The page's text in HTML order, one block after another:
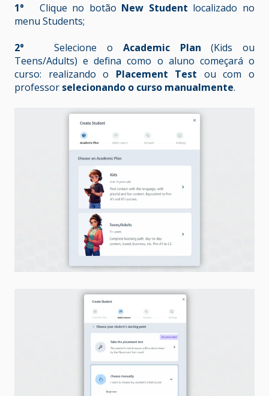
1º Clique no botão New Student localizado no
menu Students;
2ºSelecione o Academic Plan (Kids ou
Teens/Adults) e defina como o aluno começará o
curso: realizando o Placement Test ou com o
professor selecionando o curso manualmente.